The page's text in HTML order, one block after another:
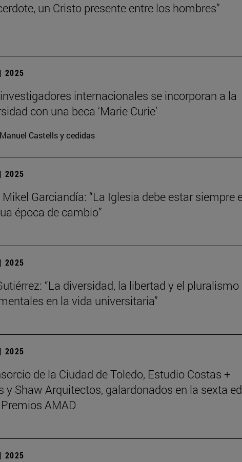
un Cristo presente entre los hombres”
2025
internacionales se incorporan a la
con una beca ‘Marie Curie’
Manuel Castells y cedidas
2025
Garciandía: “La Iglesia debe estar siempre
época de cambio”
2025
“La diversidad, la libertad y el
en la vida universitaria”
2025
de la Ciudad de Toledo, Estudio Costas +
y Shaw Arquitectos, galardonados en la sexta
AMAD
2025